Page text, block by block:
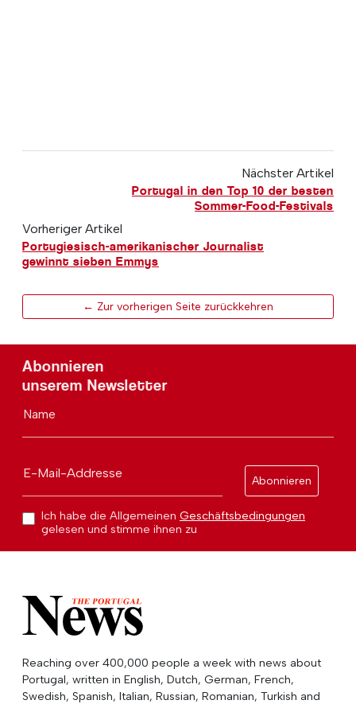
Nächster Artikel
Portugal in den Top 10 der besten
Sommer-Food-Festivals
Vorheriger Artikel
Portugiesisch-amerikanischer Journalist
gewinnt sieben Emmys
← Zur vorherigen Seite zurückkehren
Abonnieren
unserem Newsletter
Name
E-Mail-Addresse
Abonnieren
Ich habe die Allgemeinen Geschäftsbedingungen
gelesen und stimme ihnen zu
Reaching over 400,000 people a week with news about
Portugal, written in English, Dutch, German, French,
Swedish, Spanish, Italian, Russian, Romanian, Turkish and